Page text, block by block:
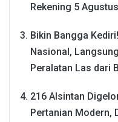
Rekening 5
Bikin Bangga
Nasional,
Peralatan Las dari
216 Alsintan
Pertanian Modern,